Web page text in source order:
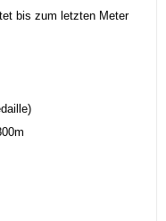
bis zum letzten Meter